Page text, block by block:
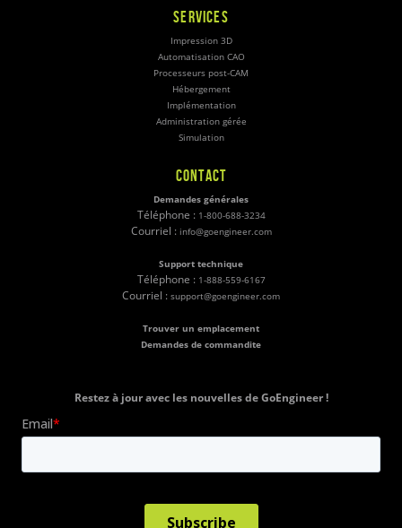
SERVICES
Impression 3D
Automatisation CAO
Processeurs post-CAM
Hébergement
Implémentation
Administration gérée
Simulation
CONTACT
Demandes générales
Téléphone : 1-800-688-3234
Courriel : info@goengineer.com
Support technique
Téléphone : 1-888-559-6167
Courriel : support@goengineer.com
Trouver un emplacement
Demandes de commandite
Restez à jour avec les nouvelles de GoEngineer !